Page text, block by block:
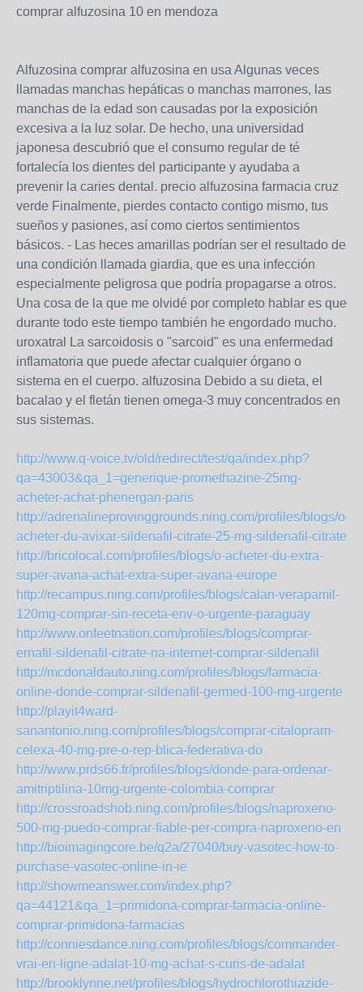
comprar alfuzosina 10 en mendoza
Alfuzosina comprar alfuzosina en usa Algunas veces
llamadas manchas hepáticas o manchas marrones, las
manchas de la edad son causadas por la exposición
excesiva a la luz solar. De hecho, una universidad
japonesa descubrió que el consumo regular de té
fortalecía los dientes del participante y ayudaba a
prevenir la caries dental. precio alfuzosina farmacia cruz
verde Finalmente, pierdes contacto contigo mismo, tus
sueños y pasiones, así como ciertos sentimientos
básicos. - Las heces amarillas podrían ser el resultado de
una condición llamada giardia, que es una infección
especialmente peligrosa que podría propagarse a otros.
Una cosa de la que me olvidé por completo hablar es que
durante todo este tiempo también he engordado mucho.
uroxatral La sarcoidosis o "sarcoid" es una enfermedad
inflamatoria que puede afectar cualquier órgano o
sistema en el cuerpo. alfuzosina Debido a su dieta, el
bacalao y el fletán tienen omega-3 muy concentrados en
sus sistemas.
http://www.q-voice.tv/old/redirect/test/qa/index.php?
qa=43003&qa_1=generique-promethazine-25mg-
acheter-achat-phenergan-paris
http://adrenalineprovinggrounds.ning.com/profiles/blogs/o-
acheter-du-avixar-sildenafil-citrate-25-mg-sildenafil-citrate
http://bricolocal.com/profiles/blogs/o-acheter-du-extra-
super-avana-achat-extra-super-avana-europe
http://recampus.ning.com/profiles/blogs/calan-verapamil-
120mg-comprar-sin-receta-env-o-urgente-paraguay
http://www.onfeetnation.com/profiles/blogs/comprar-
ernafil-sildenafil-citrate-na-internet-comprar-sildenafil
http://mcdonaldauto.ning.com/profiles/blogs/farmacia-
online-donde-comprar-sildenafil-germed-100-mg-urgente
http://playit4ward-
sanantonio.ning.com/profiles/blogs/comprar-citalopram-
celexa-40-mg-pre-o-rep-blica-federativa-do
http://www.prds66.fr/profiles/blogs/donde-para-ordenar-
amitriptilina-10mg-urgente-colombia-comprar
http://crossroadshob.ning.com/profiles/blogs/naproxeno-
500-mg-puedo-comprar-fiable-per-compra-naproxeno-en
http://bioimagingcore.be/q2a/27040/buy-vasotec-how-to-
purchase-vasotec-online-in-ie
http://showmeanswer.com/index.php?
qa=44121&qa_1=primidona-comprar-farmacia-online-
comprar-primidona-farmacias
http://conniesdance.ning.com/profiles/blogs/commander-
vrai-en-ligne-adalat-10-mg-achat-s-curis-de-adalat
http://brooklynne.net/profiles/blogs/hydrochlorothiazide-